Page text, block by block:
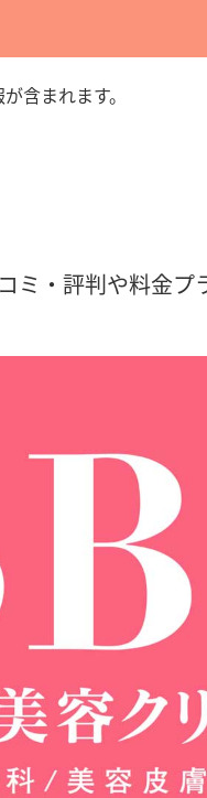
含まれます。
ミ・評判や料金プ